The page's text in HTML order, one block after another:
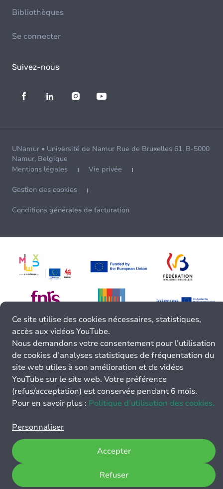
Bibliothèques
Se connecter
Suivez-nous
UNamur • Université de Namur Rue de Bruxelles 61, B-5000
Namur, Belgique
Mentions légales
Vie privée
Gestion des cookies
Conditions générales de facturation
Ce site utilise des cookies nécessaires, statistiques,
accès aux vidéos YouTube.
Nous demandons votre consentement pour l’utilisation
de cookies d’analyses statistiques de fréquentation du
site web utiles à son amélioration et de vidéos
YouTube sur le site web. Votre préférence
(refus/acceptation) est conservée pendant 6 mois.
Pour en savoir plus : Politique d’utilisation des cookies.
Personnaliser
Refuser
Accepter